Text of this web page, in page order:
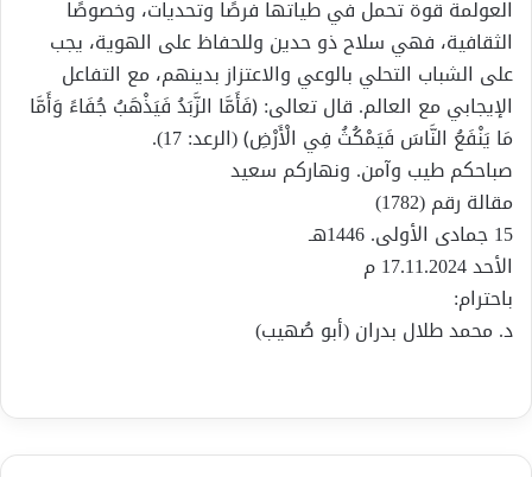
العولمة قوة تحمل في طياتها فرصًا وتحديات، وخصوصًا
الثقافية، فهي سلاح ذو حدين وللحفاظ على الهوية، يجب
على الشباب التحلي بالوعي والاعتزاز بدينهم، مع التفاعل
الإيجابي مع العالم. قال تعالى: ﴿فَأَمَّا الزَّبَدُ فَيَذْهَبُ جُفَاءً وَأَمَّا
مَا يَنْفَعُ النَّاسَ فَيَمْكُثُ فِي الْأَرْضِ﴾ (الرعد: 17).
صباحكم طيب وآمن. ونهاركم سعيد
مقالة رقم (1782)
15 جمادى الأولى. 1446هـ
الأحد 17.11.2024 م
باحترام:
د. محمد طلال بدران (أبو صُهيب)